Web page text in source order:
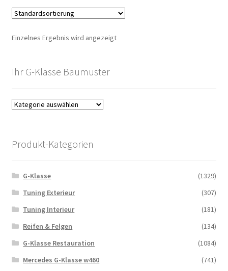
Einzelnes Ergebnis wird angezeigt
Ihr G-Klasse Baumuster
Produkt-Kategorien
G-Klasse
(1329)
Tuning Exterieur
(307)
Tuning Interieur
(181)
Reifen & Felgen
(134)
G-Klasse Restauration
(1084)
Mercedes G-Klasse w460
(741)